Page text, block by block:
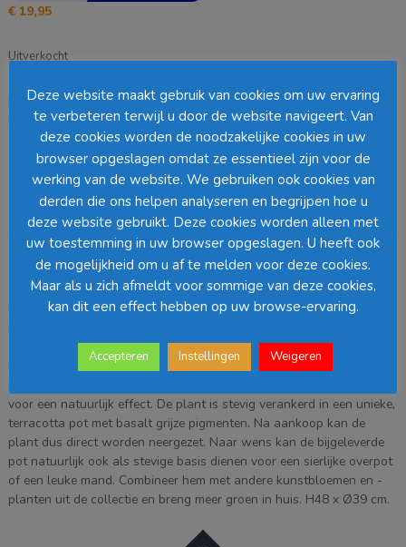
€19,95
Uitverkocht
EAN:8718861428360 SKU:1044541 Categorie: Staande Planten
Loading...
Barcode:
Beschrijving
Beschrijving
Klaar om zorgeloos te genieten? De kunstplanten van Mica
enkel onderhoud nodig. De Monstera staat bekend om de grote
bladeren met gaten en wordt daarom ook wel gatenplant genoemd.
voor een natuurlijk effect. De plant is stevig verankerd in een unieke,
terracotta pot met basalt grijze pigmenten. Na aankoop kan de
plant dus direct worden neergezet. Naar wens kan de bijgeleverde
pot natuurlijk ook als stevige basis dienen voor een sierlijke overpot
of een leuke mand. Combineer hem met andere kunstbloemen en -
planten uit de collectie en breng meer groen in huis. H48 x Ø39 cm.
Deze website maakt gebruik van cookies om uw ervaring
te verbeteren terwijl u door de website navigeert. Van
deze cookies worden de noodzakelijke cookies in uw
browser opgeslagen omdat ze essentieel zijn voor de
werking van de website. We gebruiken ook cookies van
derden die ons helpen analyseren en begrijpen hoe u
deze website gebruikt. Deze cookies worden alleen met
uw toestemming in uw browser opgeslagen. U heeft ook
de mogelijkheid om u af te melden voor deze cookies.
Maar als u zich afmeldt voor sommige van deze cookies,
kan dit een effect hebben op uw browse-ervaring.
Accepteren Instellingen Weigeren